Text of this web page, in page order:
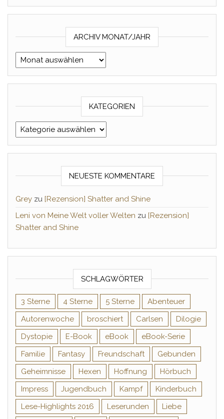
ARCHIV MONAT/JAHR
Archiv Monat/Jahr
KATEGORIEN
Kategorien
NEUESTE KOMMENTARE
Grey zu [Rezension] Shatter and Shine
Leni von Meine Welt voller Welten zu [Rezension]
Shatter and Shine
SCHLAGWÖRTER
3 Sterne 4 Sterne 5 Sterne
Abenteuer
Autorenwoche
broschiert Carlsen
Dilogie
Dystopie
E-Book eBook
eBook-Serie
Familie
Fantasy Freundschaft
Gebunden
Geheimnisse
Hexen Hoffnung
Hörbuch
Impress
Jugendbuch Kampf
Kinderbuch
Lese-Highlights 2016
Leserunden
Liebe